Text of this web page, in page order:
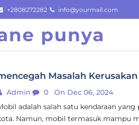
+2808272282 info@yourmail.com
punya
Masalah
Admin 0
On Dec 06, 2024
adalah salah satu kendaraan
Namun, mobil termasuk mampu